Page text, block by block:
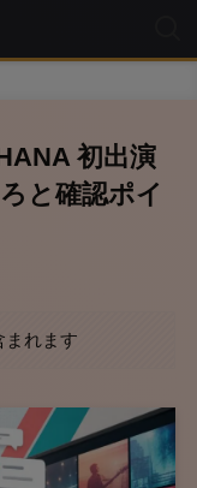
初出演
と確認ポイ
まれます